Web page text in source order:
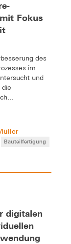
Fokus
des
im
und
die
Bauteilfertigung
digitalen